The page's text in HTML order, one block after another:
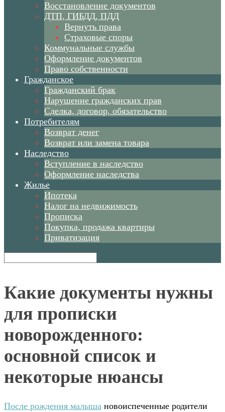
Восстановление документов
ДТП, ГИБДД, ПДД
Вернуть права
Страховые споры
Коммунальные службы
Оформление документов
Право собственности
Гражданское
Гражданский брак
Нарушение гражданских прав
Сделка, договор, обязательство
Потребителям
Возврат денег
Возврат или замена товара
Наследство
Вступление в наследство
Оформление наследства
Жилье
Ипотека
Налог на недвижимость
Прописка
Покупка, продажа квартиры
Приватизация
Какие документы нужны
для прописки
новорожденного:
основной список и
некоторые нюансы
После рождения малыша новоиспеченные родители